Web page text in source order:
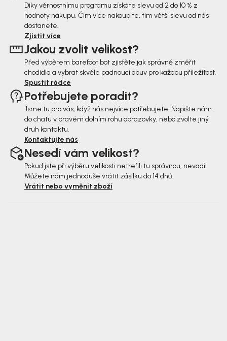
Díky věrnostnímu programu získáte slevu od 2 do 10 % z
hodnoty nákupu. Čím více nakoupíte, tím větší slevu od nás
dostanete.
Zjistit více
Jakou zvolit velikost?
Před výběrem barefoot bot zjisťěte jak správně změřit
chodidla a vybrat skvěle padnoucí obuv pro každou příležitost.
Spustit rádce
Potřebujete poradit?
Jsme tu pro vás, když nás nejvíce potřebujete. Napište nám
do chatu v pravém dolním rohu obrazovky, nebo zvolte jiný
druh kontaktu.
Kontaktujte nás
Nesedí vám velikost?
Pokud jste při výběru velikosti netrefili tu správnou, nevadí!
Můžete nám jednoduše vrátit zásilku do 14 dnů.
Vrátit nebo vyměnit zboží